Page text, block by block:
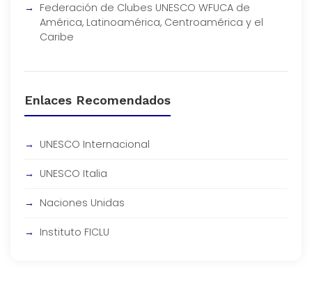
Federación de Clubes UNESCO WFUCA de
América, Latinoamérica, Centroamérica y el
Caribe
Enlaces Recomendados
UNESCO Internacional
UNESCO Italia
Naciones Unidas
Instituto FICLU